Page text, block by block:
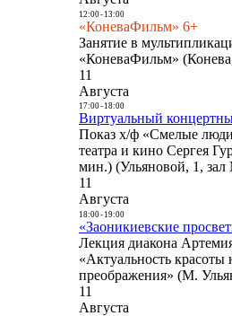
12:00- 13:00
«КоневаФильм» 6+
Занятие в
«КоневаФильм»
11
Августа
17:00- 18:00
Виртуальный
Показ х/ф «Смелые
театра и кино Сергея
мин.) (Ульяновой, 1,
11
Августа
18:00- 19:00
«Заоникиевские
Лекция диакона
«Актуальность красоты
преображения» (М.
11
Августа